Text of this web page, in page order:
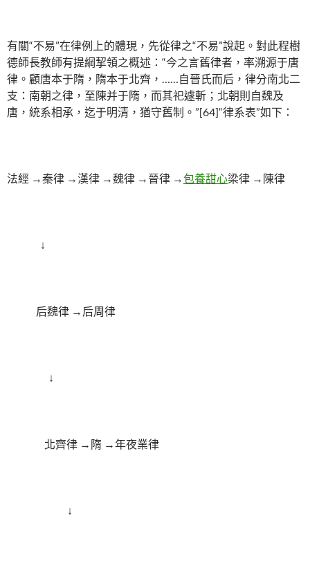
有關“不易”在律例上的體現，先從律之“不易”說起。對此程樹
德師長教師有提綱挈領之概述：“今之言舊律者，率溯源于唐
律。顧唐本于隋，隋本于北齊，……自晉氏而后，律分南北二
支：南朝之律，至陳并于隋，而其祀遽斬；北朝則自魏及
唐，統系相承，迄于明清，猶守舊制。”[64]“律系表”如下：
法經 →秦律 →漢律 →魏律 →晉律 →包養甜心梁律 →陳律
↓
后魏律 →后周律
↓
北齊律 →隋 →年夜業律
↓